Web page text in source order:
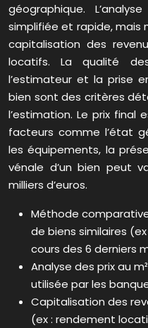
géographique.
simplifiée et rapide, mais
capitalisation des
locatifs. La qualité
l’estimateur et la prise
bien sont des critères
l’estimation. Le prix final
facteurs comme l’état
les équipements, la
vénale d’un bien peut
milliers d’euros.
Méthode
de biens similaires
cours des 6 derniers
Analyse des prix au
utilisée par les
Capitalisation des
(ex : rendement